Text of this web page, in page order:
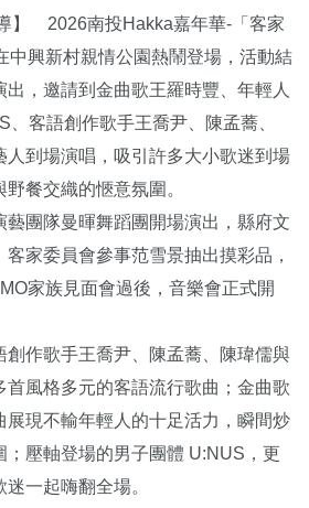
】 2026南投Hakka嘉年華-「客家
中興新村親情公園熱鬧登場，活動結
，邀請到金曲歌王羅時豐、年輕人
客語創作歌手王喬尹、陳孟蕎、
人到場演唱，吸引許多大小歌迷到場
餐交織的愜意氛圍。
團隊曼暉舞蹈團開場演出，縣府文
家委員會參事范雪景抽出摸彩品，
家族見面會過後，音樂會正式開
作歌手王喬尹、陳孟蕎、陳瑋儒與
首風格多元的客語流行歌曲；金曲歌
展現不輸年輕人的十足活力，瞬間炒
；壓軸登場的男子團體 U:NUS，更
一起嗨翻全場。